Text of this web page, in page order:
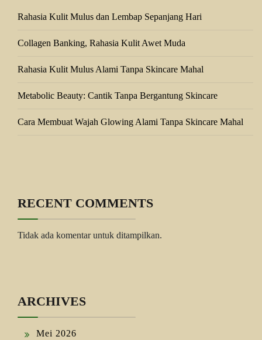
Rahasia Kulit Mulus dan Lembap Sepanjang Hari
Collagen Banking, Rahasia Kulit Awet Muda
Rahasia Kulit Mulus Alami Tanpa Skincare Mahal
Metabolic Beauty: Cantik Tanpa Bergantung Skincare
Cara Membuat Wajah Glowing Alami Tanpa Skincare Mahal
RECENT COMMENTS
Tidak ada komentar untuk ditampilkan.
ARCHIVES
Mei 2026